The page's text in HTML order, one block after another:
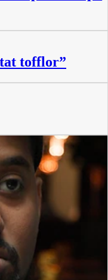
tofflor”